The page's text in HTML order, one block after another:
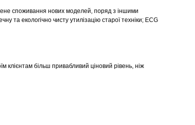
споживання нових моделей, поряд з іншими
екологічно чисту утилізацію старої техніки; ECG
клієнтам більш привабливий ціновий рівень, ніж